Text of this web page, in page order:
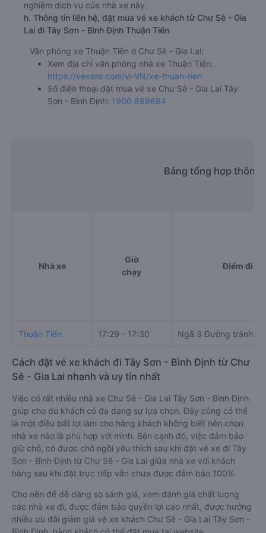
nghiệm dịch vụ của nhà xe này.
h. Thông tin liên hệ, đặt mua vé xe khách từ Chư Sê - Gia
Lai đi Tây Sơn - Bình Định Thuận Tiến
Văn phòng xe Thuận Tiến ở Chư Sê - Gia Lai:
Xem địa chỉ văn phòng nhà xe Thuận Tiến:
https://vexere.com/vi-VN/xe-thuan-tien
Số điện thoại đặt mua vé xe Chư Sê - Gia Lai Tây
Sơn - Bình Định: 1900 888684
Bảng tổng hợp thông
Nhà xe
Giờ
chạy
Điểm đi
Thuận Tiến 17:29 - 17:30 Ngã 3 Đường tránh
Cách đặt vé xe khách đi Tây Sơn - Bình Định từ Chư
Sê - Gia Lai nhanh và uy tín nhất
Việc có rất nhiều nhà xe Chư Sê - Gia Lai Tây Sơn - Bình Định
giúp cho du khách có đa dạng sự lựa chọn. Đây cũng có thể
là một điều bất lợi làm cho hàng khách không biết nên chọn
nhà xe nào là phù hợp với mình. Bên cạnh đó, việc đảm bảo
giữ chỗ, có được chỗ ngồi yêu thích sau khi đặt vé xe đi Tây
Sơn - Bình Định từ Chư Sê - Gia Lai giữa nhà xe với khách
hàng sau khi đặt trực tiếp vẫn chưa được đảm bảo 100%.
Cho nên để dễ dàng so sánh giá, xem đánh giá chất lượng
các nhà xe đi, được đảm bảo quyền lợi cao nhất, được hưởng
nhiều ưu đãi giảm giá vé xe khách Chư Sê - Gia Lai Tây Sơn -